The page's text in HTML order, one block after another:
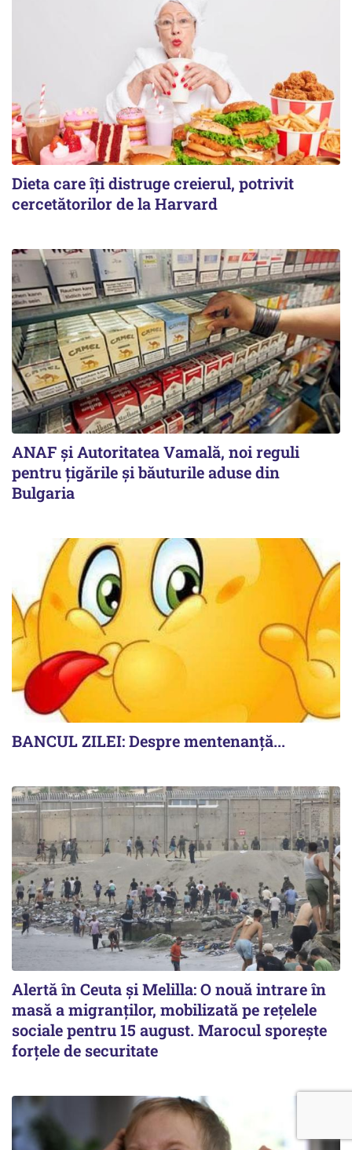
Dieta care îți distruge creierul, potrivit
cercetătorilor de la Harvard
ANAF și Autoritatea Vamală, noi reguli
pentru țigările și băuturile aduse din
Bulgaria
BANCUL ZILEI: Despre mentenanță...
Alertă în Ceuta și Melilla: O nouă intrare în
masă a migranților, mobilizată pe rețelele
sociale pentru 15 august. Marocul sporește
forțele de securitate